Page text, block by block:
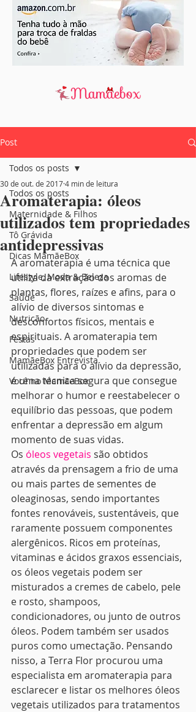
Post
Todos os posts
Maternidade & Filhos
Tô Grávida
Dicas MamãeBox
Lifestyle, Moda & Beleza
Saúde
Nutrição
Festas
MamãeBox Entrevista
Você no MamãeBox
Todos os posts
Aromaterapia: óleos
utilizados tem propriedades
antidepressivas
30 de out. de 20174 min de leitura
A aromaterapia é uma técnica que
utiliza da extração dos aromas de
plantas, flores, raízes e afins, para o
alívio de diversos sintomas e
desconfortos físicos, mentais e
espirituais. A aromaterapia tem
propriedades que podem ser
utilizadas para o alívio da depressão,
é uma técnica segura que consegue
melhorar o humor e reestabelecer o
equilíbrio das pessoas, que podem
enfrentar a depressão em algum
momento de suas vidas.
Os óleos vegetais são obtidos
através da prensagem a frio de uma
ou mais partes de sementes de
oleaginosas, sendo importantes
fontes renováveis, sustentáveis, que
raramente possuem componentes
alergênicos. Ricos em proteínas,
vitaminas e ácidos graxos essenciais,
os óleos vegetais podem ser
misturados a cremes de cabelo, pele
e rosto, shampoos,
condicionadores, ou junto de outros
óleos. Podem também ser usados
puros como umectação. Pensando
nisso, a Terra Flor procurou uma
especialista em aromaterapia para
esclarecer e listar os melhores óleos
vegetais utilizados para tratamentos